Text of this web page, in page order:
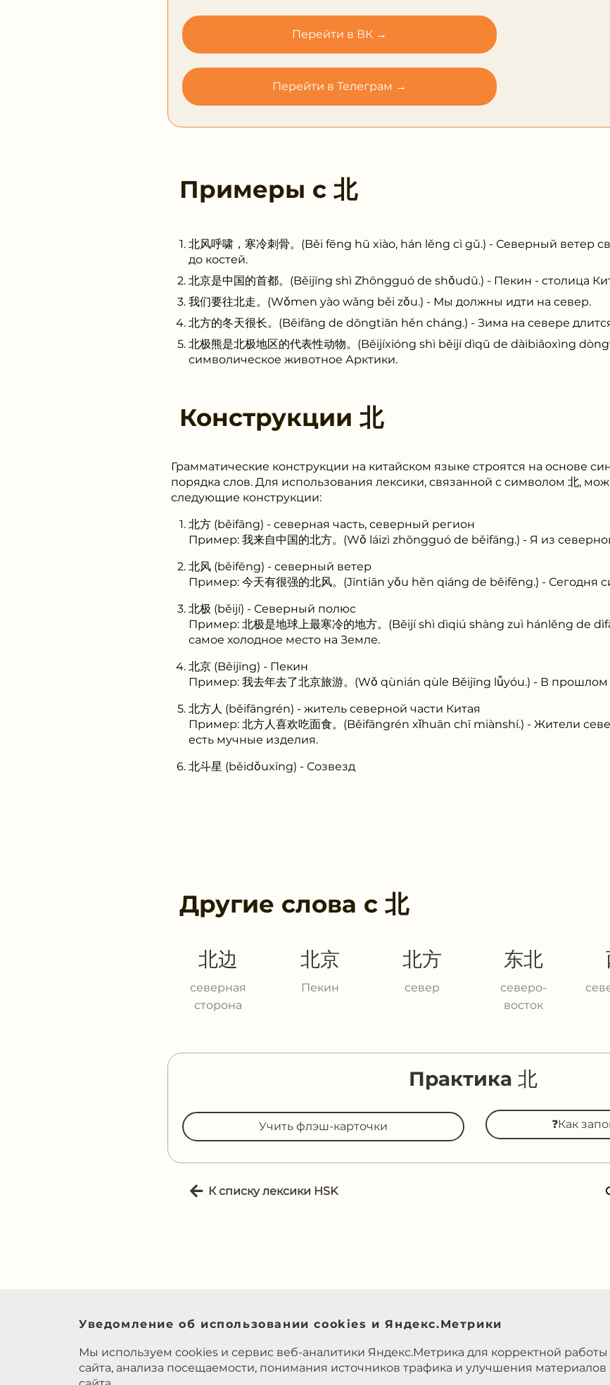
Перейти в ВК →
Перейти в Телеграм →
Примеры с 北
北风呼啸，寒冷刺骨。(Běi fēng hū xiào, hán lěng cì gǔ.) - Северный ветер
до костей.
北京是中国的首都。(Běijīng shì Zhōngguó de shǒudū.) - Пекин - столица
我们要往北走。(Wǒmen yào wǎng běi zǒu.) - Мы должны идти на север.
北方的冬天很长。(Běifāng de dōngtiān hěn cháng.) - Зима на севере
北极熊是北极地区的代表性动物。(Běijíxióng shì běijí dìqū de dàibiǎoxìng
символическое животное Арктики.
Конструкции 北
Грамматические конструкции на китайском языке строятся на основе
порядка слов. Для использования лексики, связанной с символом 北,
следующие конструкции:
北方 (běifāng) - северная часть, северный регион
Пример: 我来自中国的北方。(Wǒ láizì zhōngguó de běifāng.) - Я из
北风 (běifēng) - северный ветер
Пример: 今天有很强的北风。(Jīntiān yǒu hěn qiáng de běifēng.) - Сегодня
北极 (běijí) - Северный полюс
Пример: 北极是地球上最寒冷的地方。(Běijí shì dìqiú shàng zuì hánlěng de
самое холодное место на Земле.
北京 (Běijīng) - Пекин
Пример: 我去年去了北京旅游。(Wǒ qùnián qùle Běijīng lǚyóu.) - В
北方人 (běifāngrén) - житель северной части Китая
Пример: 北方人喜欢吃面食。(Běifāngrén xǐhuān chī miànshí.) - Жители
есть мучные изделия.
北斗星 (běidǒuxīng) - Созвезд
Другие слова с 北
北边
северная
сторона
北京
Пекин
北方
север
东北
северо-
восток
Практика 北
Учить флэш-карточки ❓Как
К списку лексики HSK
Уведомление об использовании cookies и Яндекс.Метрики
Мы используем cookies и сервис веб-аналитики Яндекс.Метрика для корректной работы
сайта, анализа посещаемости, понимания источников трафика и улучшения материалов